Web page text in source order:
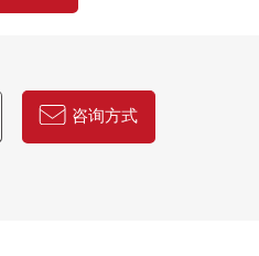
咨询方式